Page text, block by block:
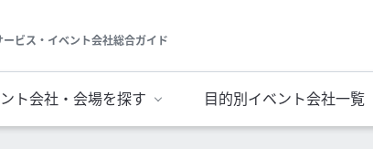
ビス・イベント会社総合ガイド
ト会社・会場を探す 目的別イベント会社一覧